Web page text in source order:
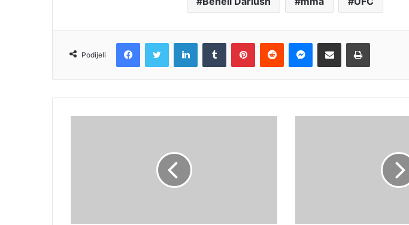
Podijeli
FacebookTwitter LinkedInTumblr PinterestReddit MessengerPodijeli e-mailom Ispis